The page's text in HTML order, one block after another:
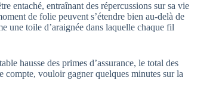
entaché, entraînant des répercussions sur sa vie
de folie peuvent s’étendre bien au-delà de
une toile d’araignée dans laquelle chaque fil
hausse des primes d’assurance, le total des
compte, vouloir gagner quelques minutes sur la